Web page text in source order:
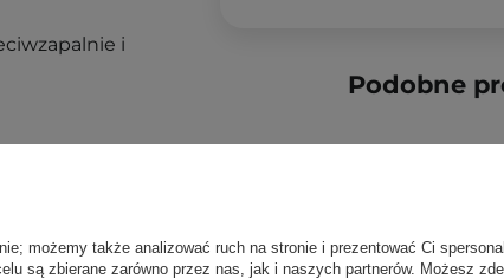
i
Podobne
możemy także analizować ruch na stronie i prezentować Ci
są zbierane zarówno przez nas, jak i naszych partnerów. Możesz